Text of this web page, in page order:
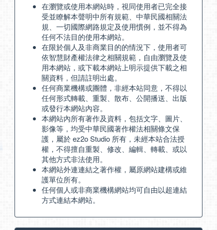
在瀏覽或使用本網站時，視同使用者已完全接
受並瞭解本聲明中所有規範、中華民國相關法
規、一切國際網路規定及使用慣例，並不得為
任何不法目的使用本網站。
在限於個人及非商業目的的情況下，使用者可
依智慧財產權法律之相關規範，自由瀏覽及使
用本網站，或下載本網站上明示提供下載之相
關資料，但請註明出處。
任何商業機構或團體，非經本站同意，不得以
任何形式轉載、重製、散布、公開播送、出版
或發行本網站內容。
本網站內所有著作及資料，包括文字、圖片、
影像等，均受中華民國著作權法相關條文保
護，屬於 ez2o Studio 所有，未經本站合法授
權，不得擅自重製、修改、編輯、轉載、或以
其他方式非法使用。
本網站外連連結之著作權，屬原網站建構或維
護單位所有。
任何個人或非商業機構網站均可自由以超連結
方式連結本網站。